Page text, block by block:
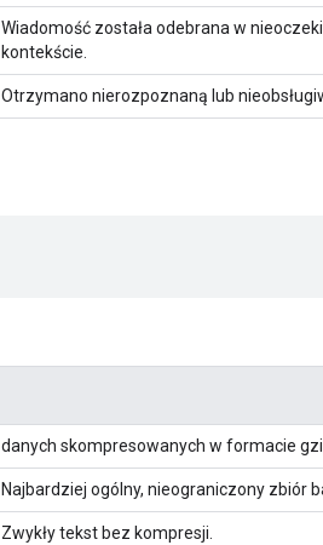
Wiadomość została odebrana w
kontekście.
Otrzymano nierozpoznaną lub
danych skompresowanych w formacie
Najbardziej ogólny, nieograniczony zbiór
Zwykły tekst bez kompresji.